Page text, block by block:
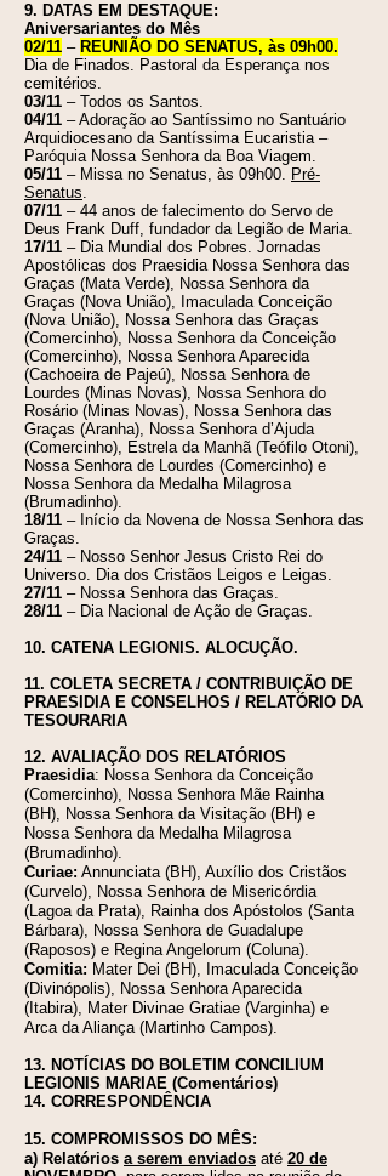
9. DATAS EM DESTAQUE:
Aniversariantes do Mês
02/11 – REUNIÃO DO SENATUS, às 09h00.
Dia de Finados. Pastoral da Esperança nos
cemitérios.
03/11 – Todos os Santos.
04/11 – Adoração ao Santíssimo no Santuário
Arquidiocesano da Santíssima Eucaristia –
Paróquia Nossa Senhora da Boa Viagem.
05/11 – Missa no Senatus, às 09h00. Pré-
Senatus.
07/11 – 44 anos de falecimento do Servo de
Deus Frank Duff, fundador da Legião de Maria.
17/11 – Dia Mundial dos Pobres. Jornadas
Apostólicas dos Praesidia Nossa Senhora das
Graças (Mata Verde), Nossa Senhora da
Graças (Nova União), Imaculada Conceição
(Nova União), Nossa Senhora das Graças
(Comercinho), Nossa Senhora da Conceição
(Comercinho), Nossa Senhora Aparecida
(Cachoeira de Pajeú), Nossa Senhora de
Lourdes (Minas Novas), Nossa Senhora do
Rosário (Minas Novas), Nossa Senhora das
Graças (Aranha), Nossa Senhora d’Ajuda
(Comercinho), Estrela da Manhã (Teófilo Otoni),
Nossa Senhora de Lourdes (Comercinho) e
Nossa Senhora da Medalha Milagrosa
(Brumadinho).
18/11 – Início da Novena de Nossa Senhora das
Graças.
24/11 – Nosso Senhor Jesus Cristo Rei do
Universo. Dia dos Cristãos Leigos e Leigas.
27/11 – Nossa Senhora das Graças.
28/11 – Dia Nacional de Ação de Graças.
10. CATENA LEGIONIS. ALOCUÇÃO.
11. COLETA SECRETA / CONTRIBUIÇÃO DE
PRAESIDIA E CONSELHOS / RELATÓRIO DA
TESOURARIA
12. AVALIAÇÃO DOS RELATÓRIOS
Praesidia: Nossa Senhora da Conceição
(Comercinho), Nossa Senhora Mãe Rainha
(BH), Nossa Senhora da Visitação (BH) e
Nossa Senhora da Medalha Milagrosa
(Brumadinho).
Curiae: Annunciata (BH), Auxílio dos Cristãos
(Curvelo), Nossa Senhora de Misericórdia
(Lagoa da Prata), Rainha dos Apóstolos (Santa
Bárbara), Nossa Senhora de Guadalupe
(Raposos) e Regina Angelorum (Coluna).
Comitia: Mater Dei (BH), Imaculada Conceição
(Divinópolis), Nossa Senhora Aparecida
(Itabira), Mater Divinae Gratiae (Varginha) e
Arca da Aliança (Martinho Campos).
13. NOTÍCIAS DO BOLETIM CONCILIUM
LEGIONIS MARIAE (Comentários)
14. CORRESPONDÊNCIA
15. COMPROMISSOS DO MÊS:
a) Relatórios a serem enviados até 20 de